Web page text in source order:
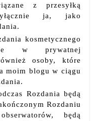
z przesyłką
ja, jako
kosmetycznego
w prywatnej
osoby, które
moim blogu w ciągu
Rozdania będą
Rozdaniu
będą